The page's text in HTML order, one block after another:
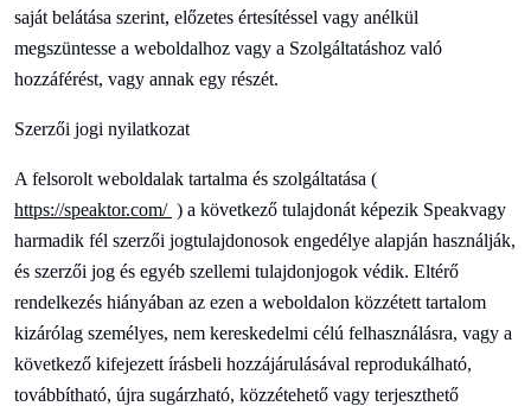
saját belátása szerint, előzetes értesítéssel vagy anélkül
megszüntesse a weboldalhoz vagy a Szolgáltatáshoz való
hozzáférést, vagy annak egy részét.
Szerzői jogi nyilatkozat
A felsorolt weboldalak tartalma és szolgáltatása (
https://speaktor.com/ ) a következő tulajdonát képezik Speakvagy
harmadik fél szerzői jogtulajdonosok engedélye alapján használják,
és szerzői jog és egyéb szellemi tulajdonjogok védik. Eltérő
rendelkezés hiányában az ezen a weboldalon közzétett tartalom
kizárólag személyes, nem kereskedelmi célú felhasználásra, vagy a
következő kifejezett írásbeli hozzájárulásával reprodukálható,
továbbítható, újra sugárzható, közzétehető vagy terjeszthető